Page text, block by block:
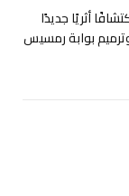
أثريًا جديدًا
بوابة رمسيس